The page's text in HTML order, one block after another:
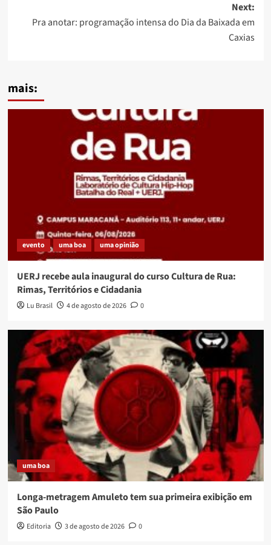
Next:
Pra anotar: programação intensa do Dia da Baixada em
Caxias
mais:
evento uma boa uma opinião
UERJ recebe aula inaugural do curso Cultura de Rua:
Rimas, Territórios e Cidadania
Lu Brasil 4 de agosto de 2026 0
uma boa
Longa-metragem Amuleto tem sua primeira exibição em
São Paulo
Editoria 3 de agosto de 2026 0